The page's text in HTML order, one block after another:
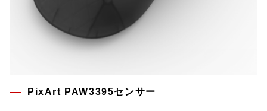
PixArt PAW3395センサー